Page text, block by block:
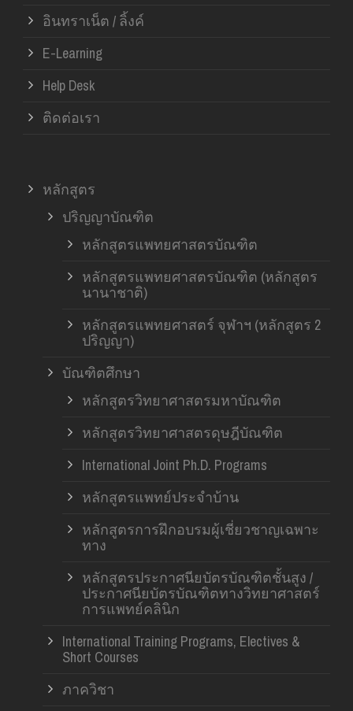
อินทราเน็ต / ลิ้งค์
E-Learning
Help Desk
ติดต่อเรา
หลักสูตร
ปริญญาบัณฑิต
หลักสูตรแพทยศาสตรบัณฑิต
หลักสูตรแพทยศาสตรบัณฑิต (หลักสูตร
นานาชาติ)
หลักสูตรแพทยศาสตร์ จุฬาฯ (หลักสูตร 2
ปริญญา)
บัณฑิตศึกษา
หลักสูตรวิทยาศาสตรมหาบัณฑิต
หลักสูตรวิทยาศาสตรดุษฎีบัณฑิต
International Joint Ph.D. Programs
หลักสูตรแพทย์ประจำบ้าน
หลักสูตรการฝึกอบรมผู้เชี่ยวชาญเฉพาะ
ทาง
หลักสูตรประกาศนียบัตรบัณฑิตชั้นสูง /
ประกาศนียบัตรบัณฑิตทางวิทยาศาสตร์
การแพทย์คลินิก
International Training Programs, Electives &
Short Courses
ภาควิชา